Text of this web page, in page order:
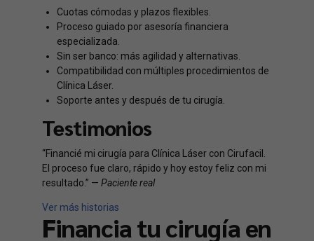
Cuotas cómodas y plazos flexibles.
Proceso guiado por asesoría financiera
especializada.
Sin ser banco: más agilidad y alternativas.
Compatibilidad con múltiples procedimientos de
Clínica Láser.
Soporte antes y después de tu cirugía.
Testimonios
“Financié mi cirugía para Clínica Láser con Cirufacil.
El proceso fue claro, rápido y hoy estoy feliz con mi
resultado.” — Paciente real
Ver más historias
Financia tu cirugía en